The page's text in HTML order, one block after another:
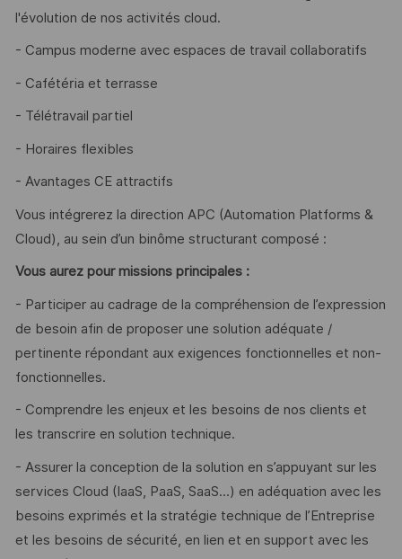
l'évolution de nos activités cloud.
- Campus moderne avec espaces de travail collaboratifs
- Cafétéria et terrasse
- Télétravail partiel
- Horaires flexibles
- Avantages CE attractifs
Vous intégrerez la direction APC (Automation Platforms &
Cloud), au sein d’un binôme structurant composé :
Vous aurez pour missions principales :
- Participer au cadrage de la compréhension de l’expression
de besoin afin de proposer une solution adéquate /
pertinente répondant aux exigences fonctionnelles et non-
fonctionnelles.
- Comprendre les enjeux et les besoins de nos clients et
les transcrire en solution technique.
- Assurer la conception de la solution en s’appuyant sur les
services Cloud (IaaS, PaaS, SaaS...) en adéquation avec les
besoins exprimés et la stratégie technique de l’Entreprise
et les besoins de sécurité, en lien et en support avec les